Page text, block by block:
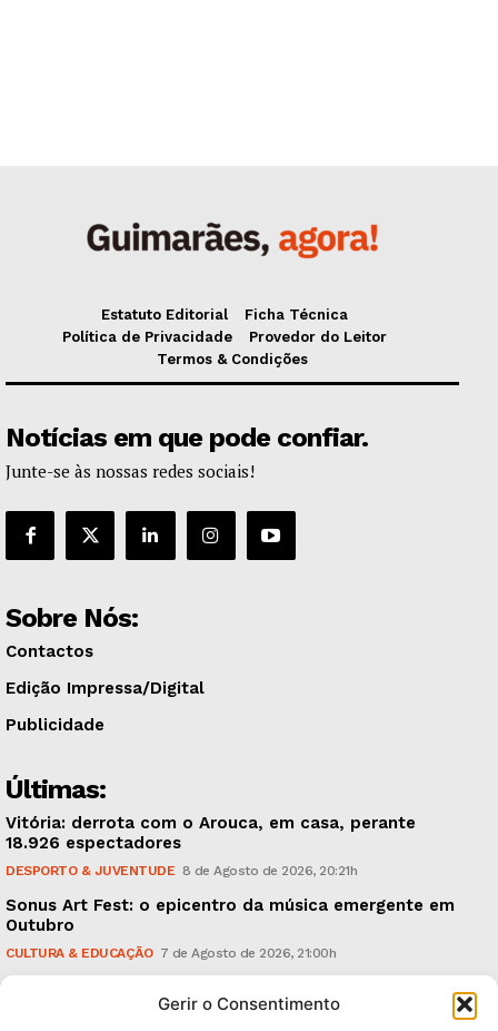
Gerir o Consentimento
Estatuto Editorial
Ficha Técnica
Política de Privacidade
Provedor do Leitor
Termos & Condições
Notícias em que pode confiar.
Junte-se às nossas redes sociais!
Sobre Nós:
Contactos
Edição Impressa/Digital
Publicidade
Últimas:
Vitória: derrota com o Arouca, em casa, perante
18.926 espectadores
DESPORTO & JUVENTUDE 8 de Agosto de 2026, 20:21h
Sonus Art Fest: o epicentro da música emergente em
Outubro
CULTURA & EDUCAÇÃO 7 de Agosto de 2026, 21:00h